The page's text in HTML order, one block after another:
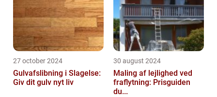
27 october 2024
Gulvafslibning i Slagelse:
Giv dit gulv nyt liv
30 august 2024
Maling af lejlighed ved
fraflytning: Prisguiden
du...